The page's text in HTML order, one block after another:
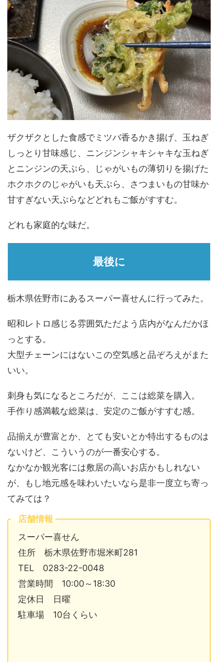
ザクザクとした食感でミツバ香るかき揚げ、玉ねぎ
しっとり甘味感じ、ニンジンシャキシャキな玉ねぎ
とニンジンの天ぷら、じゃがいもの薄切りを揚げた
ホクホクのじゃがいも天ぷら、さつまいもの甘味か
甘すぎない天ぷらなどどれもご飯がすすむ。
どれも家庭的な味だ。
最後に
栃木県佐野市にあるスーパー喜せんに行ってみた。
昭和レトロ感じる雰囲気ただよう店内がなんだかほ
っとする。
大型チェーンにはないこの空気感と品ぞろえがまた
いい。
刺身も気になるところだが、ここは総菜を購入。
手作り感満載な総菜は、安定のご飯がすすむ感。
品揃えが豊富とか、とても安いとか特出するものは
ないけど、こういうのが一番安心する。
なかなか観光客には敷居の高いお店かもしれない
が、もし地元感を味わいたいなら是非一度立ち寄っ
てみては？
店舗情報
スーパー喜せん
住所 栃木県佐野市堀米町281
TEL 0283-22-0048
営業時間 10:00～18:30
定休日 日曜
駐車場 10台くらい